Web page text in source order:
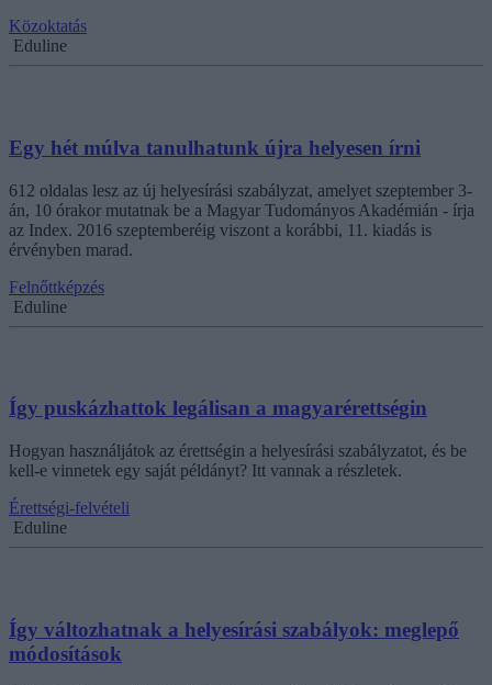
Közoktatás
Eduline
Egy hét múlva tanulhatunk újra helyesen írni
612 oldalas lesz az új helyesírási szabályzat, amelyet szeptember 3-
án, 10 órakor mutatnak be a Magyar Tudományos Akadémián - írja
az Index. 2016 szeptemberéig viszont a korábbi, 11. kiadás is
érvényben marad.
Felnőttképzés
Eduline
Így puskázhattok legálisan a magyarérettségin
Hogyan használjátok az érettségin a helyesírási szabályzatot, és be
kell-e vinnetek egy saját példányt? Itt vannak a részletek.
Érettségi-felvételi
Eduline
Így változhatnak a helyesírási szabályok: meglepő
módosítások